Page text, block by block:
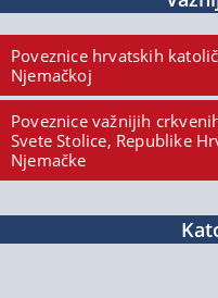
Poveznice hrvatskih
Njemačkoj
Poveznice važnijih
Svete Stolice, Republike
Njemačke